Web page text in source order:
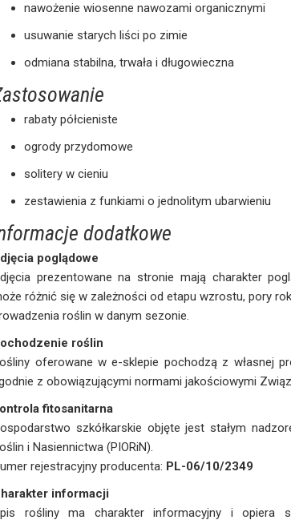
nawożenie wiosenne nawozami organicznymi
usuwanie starych liści po zimie
odmiana stabilna, trwała i długowieczna
rabaty półcieniste
ogrody przydomowe
solitery w cieniu
zestawienia z funkiami o jednolitym ubarwieniu
dodatkowe
poglądowe
prezentowane na stronie mają charakter
różnić się w zależności od etapu wzrostu, pory
roślin w danym sezonie.
roślin
oferowane w e-sklepie pochodzą z własnej
z obowiązującymi normami jakościowymi
fitosanitarna
szkółkarskie objęte jest stałym
i Nasiennictwa (PIORiN).
rejestracyjny producenta: PL-06/10/2349
informacji
rośliny ma charakter informacyjny i opiera